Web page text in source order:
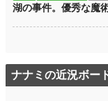
湖の事件。優秀な魔
ナナミの近況ボー